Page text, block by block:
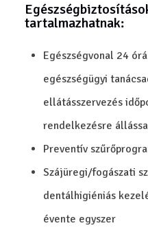
tartalmazhatnak:
Egészségvonal 24
egészségügyi
ellátásszervezés
rendelkezésre
Preventív
Szájüregi/fogászati
dentálhigiéniás
évente egyszer